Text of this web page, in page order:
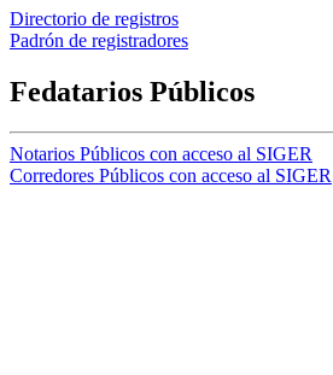
Directorio de registros
Padrón de registradores
Fedatarios Públicos
Notarios Públicos con acceso al SIGER
Corredores Públicos con acceso al SIGER